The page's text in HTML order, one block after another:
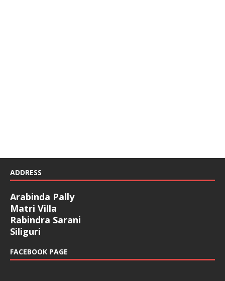
ADDRESS
Arabinda Pally
Matri Villa
Rabindra Sarani
Siliguri
FACEBOOK PAGE